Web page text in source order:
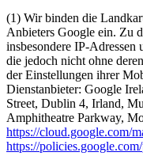
(1) Wir binden die
Anbieters Google ein. Zu
insbesondere IP-Adressen
die jedoch nicht ohne
der Einstellungen ihrer
Dienstanbieter: Google
Street, Dublin 4, Irland,
Amphitheatre Parkway,
https://cloud.google.com/
https://